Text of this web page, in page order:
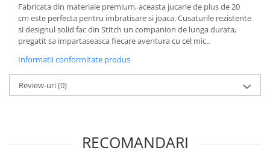
Fabricata din materiale premium, aceasta jucarie de plus de 20
cm este perfecta pentru imbratisare si joaca. Cusaturile rezistente
si designul solid fac din Stitch un companion de lunga durata,
pregatit sa impartaseasca fiecare aventura cu cel mic..
Informatii conformitate produs
Review-uri(0)
RECOMANDARI